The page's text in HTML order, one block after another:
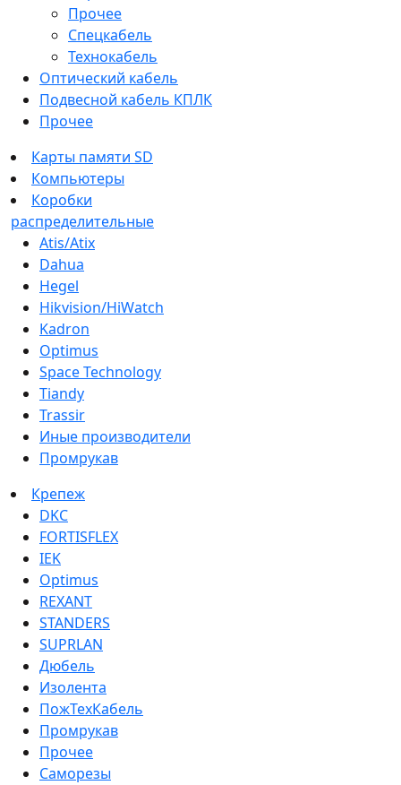
Прочее
Спецкабель
Технокабель
Оптический кабель
Подвесной кабель КПЛК
Прочее
Карты памяти SD
Компьютеры
Коробки
распределительные
Atis/Atix
Dahua
Hegel
Hikvision/HiWatch
Kadron
Optimus
Space Technology
Tiandy
Trassir
Иные производители
Промрукав
Крепеж
DKC
FORTISFLEX
IEK
Optimus
REXANT
STANDERS
SUPRLAN
Дюбель
Изолента
ПожТехКабель
Промрукав
Прочее
Саморезы